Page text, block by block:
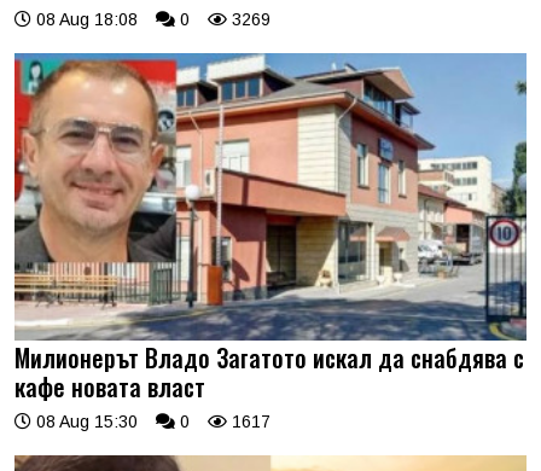
08 Aug 18:08 0 3269
Милионерът Владо Загатото искал да снабдява с
кафе новата власт
08 Aug 15:30 0 1617